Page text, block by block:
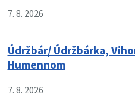
7. 8. 2026
Údržbár/ Údržbárka,
Humennom
7. 8. 2026